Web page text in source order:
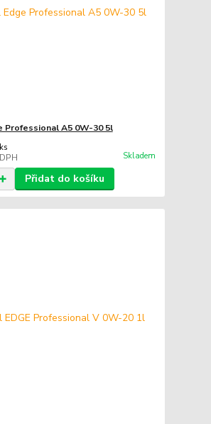
Professional A5 0W-30 5l
Skladem
Přidat do košíku